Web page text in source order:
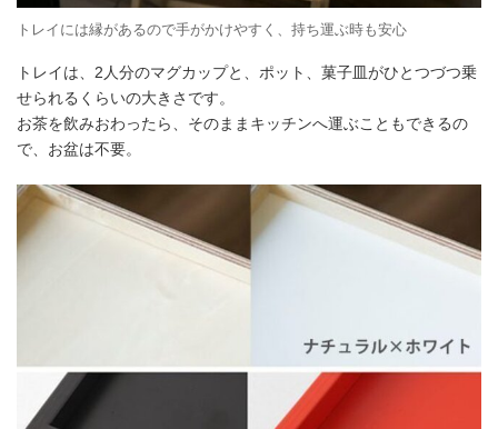
トレイには縁があるので手がかけやすく、持ち運ぶ時も安心
トレイは、2人分のマグカップと、ポット、菓子皿がひとつづつ乗
せられるくらいの大きさです。
お茶を飲みおわったら、そのままキッチンへ運ぶこともできるの
で、お盆は不要。